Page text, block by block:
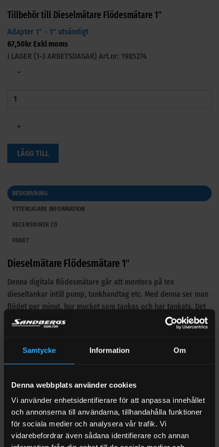
Samtycke Information Om
Denna webbplats använder cookies
Vi använder enhetsidentifierare för att anpassa innehållet
och annonserna till användarna, tillhandahålla funktioner
för sociala medier och analysera vår trafik. Vi
vidarebefordrar även sådana identifierare och annan
Tillbehör till Dieselmätare Flödesmätare 1"
Adapter 1" - 1" utvändigt
67,50 kr Exkl moms
I LAGER (1-3 ARBETSDAGAR) Art.nr: 1985274
−
+
LÄGG TILL
BESKRIVNING
YTTERLIGARE INFORMATION
RECENSIONER (1)
FRAKT
Dieselmätare Flödesmätare 1″
Denna digitala flödesmätare går att montera på tex
dieseltankar intill pump, tankhandtag etc. Med denna ser man
flödet per minut, hur mycket som tankas och har tankats. Det
finns även ett total-räkneverk.
Tekniska data
Avstånd in-/utloppsfläns
mm)
110
Medier
Diesel, eldningsolja, självsmörjande
tunnflytande medier